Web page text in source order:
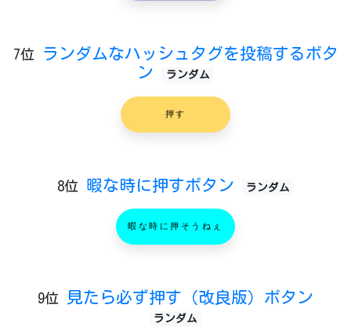
7位
ランダムなハッシュタグを投稿するボタ
ン
ランダム
押す
8位 暇な時に押すボタン ランダム
暇な時に押そうねぇ
9位 見たら必ず押す（改良版）ボタン
ランダム